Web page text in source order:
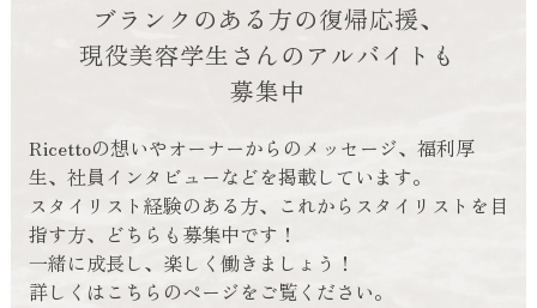
ブランクのある方の復帰応援、
現役美容学生さんのアルバイトも
募集中
Ricettoの想いやオーナーからのメッセージ、福利厚
生、 社員インタビューなどを掲載しています。
スタイリスト経験のある方、これからスタイリストを目
指す方、どちらも募集中です！
一緒に成長し、楽しく働きましょう！
詳しくはこちらのページをご覧ください。